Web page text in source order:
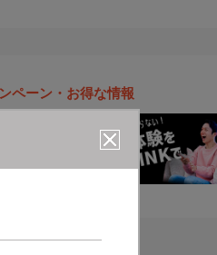
ペーン・お得な情報